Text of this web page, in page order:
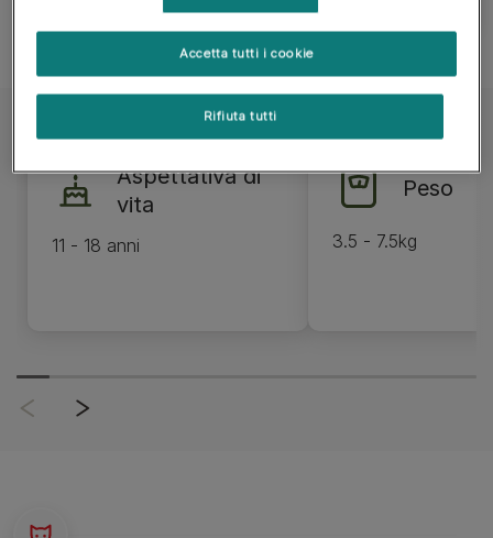
Aspettativa di
vita
11 - 18 anni
Peso
3.5 - 7.5kg
Rifiuta tutti
Accetta tutti i cookie